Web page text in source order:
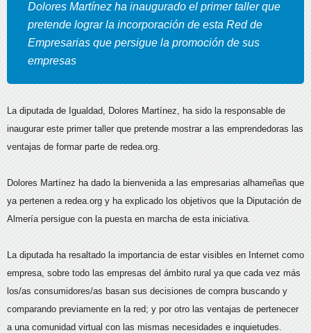
Dolores Martínez ha inaugurado el primer taller que
pretende lograr la incorporación de esta Red de
Empresarias que persigue la promoción de sus
empresas
La diputada de Igualdad, Dolores Martínez, ha sido la responsable de
inaugurar este primer taller que pretende mostrar a las emprendedoras las
ventajas de formar parte de redea.org.
Dolores Martínez ha dado la bienvenida a las empresarias alhameñas que
ya pertenen a redea.org y ha explicado los objetivos que la Diputación de
Almería persigue con la puesta en marcha de esta iniciativa.
La diputada ha resaltado la importancia de estar visibles en Internet como
empresa, sobre todo las empresas del ámbito rural ya que cada vez más
los/as consumidores/as basan sus decisiones de compra buscando y
comparando previamente en la red; y por otro las ventajas de pertenecer
a una comunidad virtual con las mismas necesidades e inquietudes.